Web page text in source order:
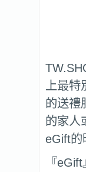
上最
的送禮
的家人
eGift的
『